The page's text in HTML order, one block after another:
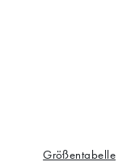
Größentabelle